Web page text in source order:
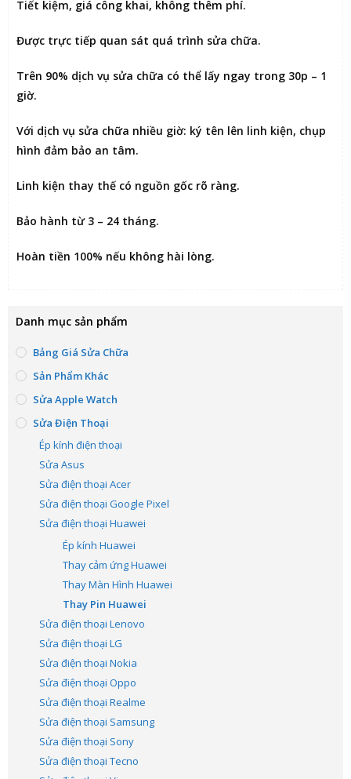
Tiết kiệm, giá công khai, không thêm phí.
Được trực tiếp quan sát quá trình sửa chữa.
Trên 90% dịch vụ sửa chữa có thể lấy ngay trong 30p – 1
giờ.
Với dịch vụ sửa chữa nhiều giờ: ký tên lên linh kiện, chụp
hình đảm bảo an tâm.
Linh kiện thay thế có nguồn gốc rõ ràng.
Bảo hành từ 3 – 24 tháng.
Hoàn tiền 100% nếu không hài lòng.
Danh mục sản phẩm
Bảng Giá Sửa Chữa
Sản Phẩm Khác
Sửa Apple Watch
Sửa Điện Thoại
Ép kính điện thoại
Sửa Asus
Sửa điện thoại Acer
Sửa điện thoại Google Pixel
Sửa điện thoại Huawei
Ép kính Huawei
Thay cảm ứng Huawei
Thay Màn Hình Huawei
Thay Pin Huawei
Sửa điện thoại Lenovo
Sửa điện thoại LG
Sửa điện thoại Nokia
Sửa điện thoại Oppo
Sửa điện thoại Realme
Sửa điện thoại Samsung
Sửa điện thoại Sony
Sửa điện thoại Tecno